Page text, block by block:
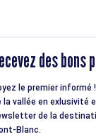
des bons
le premier informé
la vallée en exlusivité
de la
Blanc.